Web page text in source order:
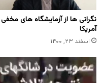
نگرانی ها از آزمایشگاه های مخفی
آمریکا
اسفند ۲۳, ۱۴۰۰